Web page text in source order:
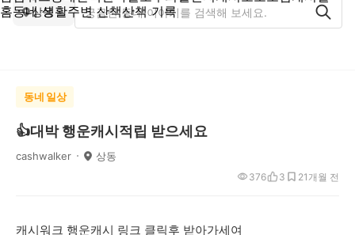
홈동네 생활주변 산책산책 기록
상동
동네 일상
👍대박 행운캐시적립 받으세요
cashwalker 상동
1개월 전
376 3 2
캐시워크 행운캐시 링크 클릭후 받아가세여